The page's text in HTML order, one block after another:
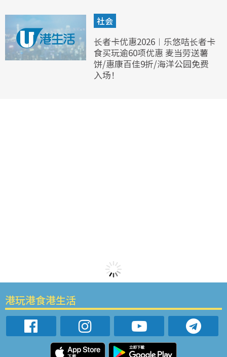
社会
长者卡优惠2026︱乐悠咭长者卡
食买玩逾60项优惠 麦当劳送薯
饼/惠康百佳9折/海洋公园免费
入场！
港玩港食港生活